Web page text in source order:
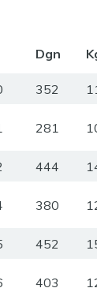
Dgn
352
281
444
380
452
403